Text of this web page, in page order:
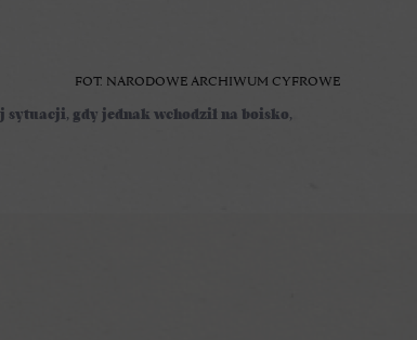
FOT. NARODOWE ARCHIWUM CYFROWE
sytuacji, gdy jednak wchodził na boisko,